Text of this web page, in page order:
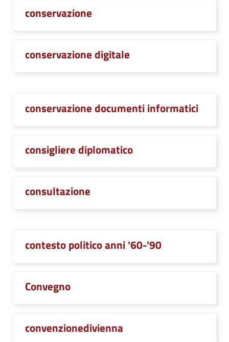
conservazione
conservazione digitale
conservazione documenti informatici
consigliere diplomatico
consultazione
contesto politico anni '60-'90
Convegno
convenzionedivienna